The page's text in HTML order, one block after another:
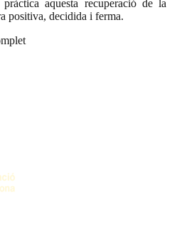
aquesta recuperació de la
positiva, decidida i ferma.